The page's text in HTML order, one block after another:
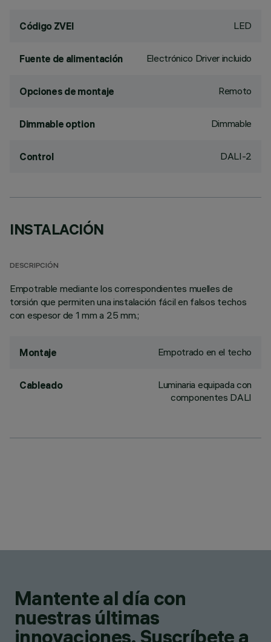
Código ZVEI LED
Fuente de alimentación Electrónico Driver incluido
Opciones de montaje Remoto
Dimmable option Dimmable
Control DALI-2
INSTALACIÓN
DESCRIPCIÓN
Empotrable mediante los correspondientes muelles de
torsión que permiten una instalación fácil en falsos techos
con espesor de 1 mm a 25 mm.;
Montaje Empotrado en el techo
Cableado
Luminaria equipada con
componentes DALI
Mantente al día con
nuestras últimas
innovaciones. Suscríbete a